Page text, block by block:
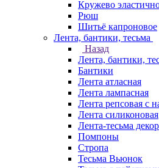
Кружево
Рюш
Шитьё капроновое
Лента, бантики, тесьма
Назад
Лента, бантики,
Бантики
Лента атласная
Лента лампасная
Лента репсовая с
Лента силиконовая
Лента-тесьма
Помпоны
Стропа
Тесьма Вьюнок